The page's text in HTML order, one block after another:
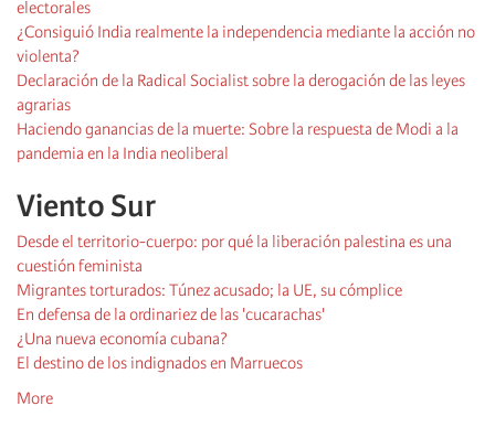
electorales
¿Consiguió India realmente la independencia mediante la acción no
violenta?
Declaración de la Radical Socialist sobre la derogación de las leyes
agrarias
Haciendo ganancias de la muerte: Sobre la respuesta de Modi a la
pandemia en la India neoliberal
Viento Sur
Desde el territorio-cuerpo: por qué la liberación palestina es una
cuestión feminista
Migrantes torturados: Túnez acusado; la UE, su cómplice
En defensa de la ordinariez de las 'cucarachas'
¿Una nueva economía cubana?
El destino de los indignados en Marruecos
More